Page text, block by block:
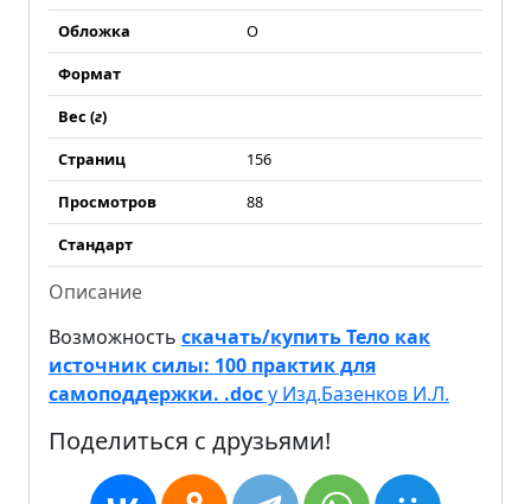
Обложка
О
Формат
Вес (г)
Страниц
156
Просмотров
88
Стандарт
Описание
Возможность скачать/купить Тело как
источник силы: 100 практик для
самоподдержки. .docу Изд.Базенков И.Л.
Поделиться с друзьями!